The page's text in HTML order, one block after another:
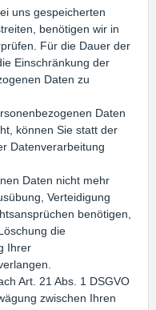
uns gespeicherten
benötigen wir in
Für die Dauer der
Einschränkung der
Daten zu
Daten
können Sie statt der
Datenverarbeitung
Daten nicht mehr
Verteidigung
benötigen,
die
Ihrer
Art. 21 Abs. 1 DSGVO
zwischen Ihren